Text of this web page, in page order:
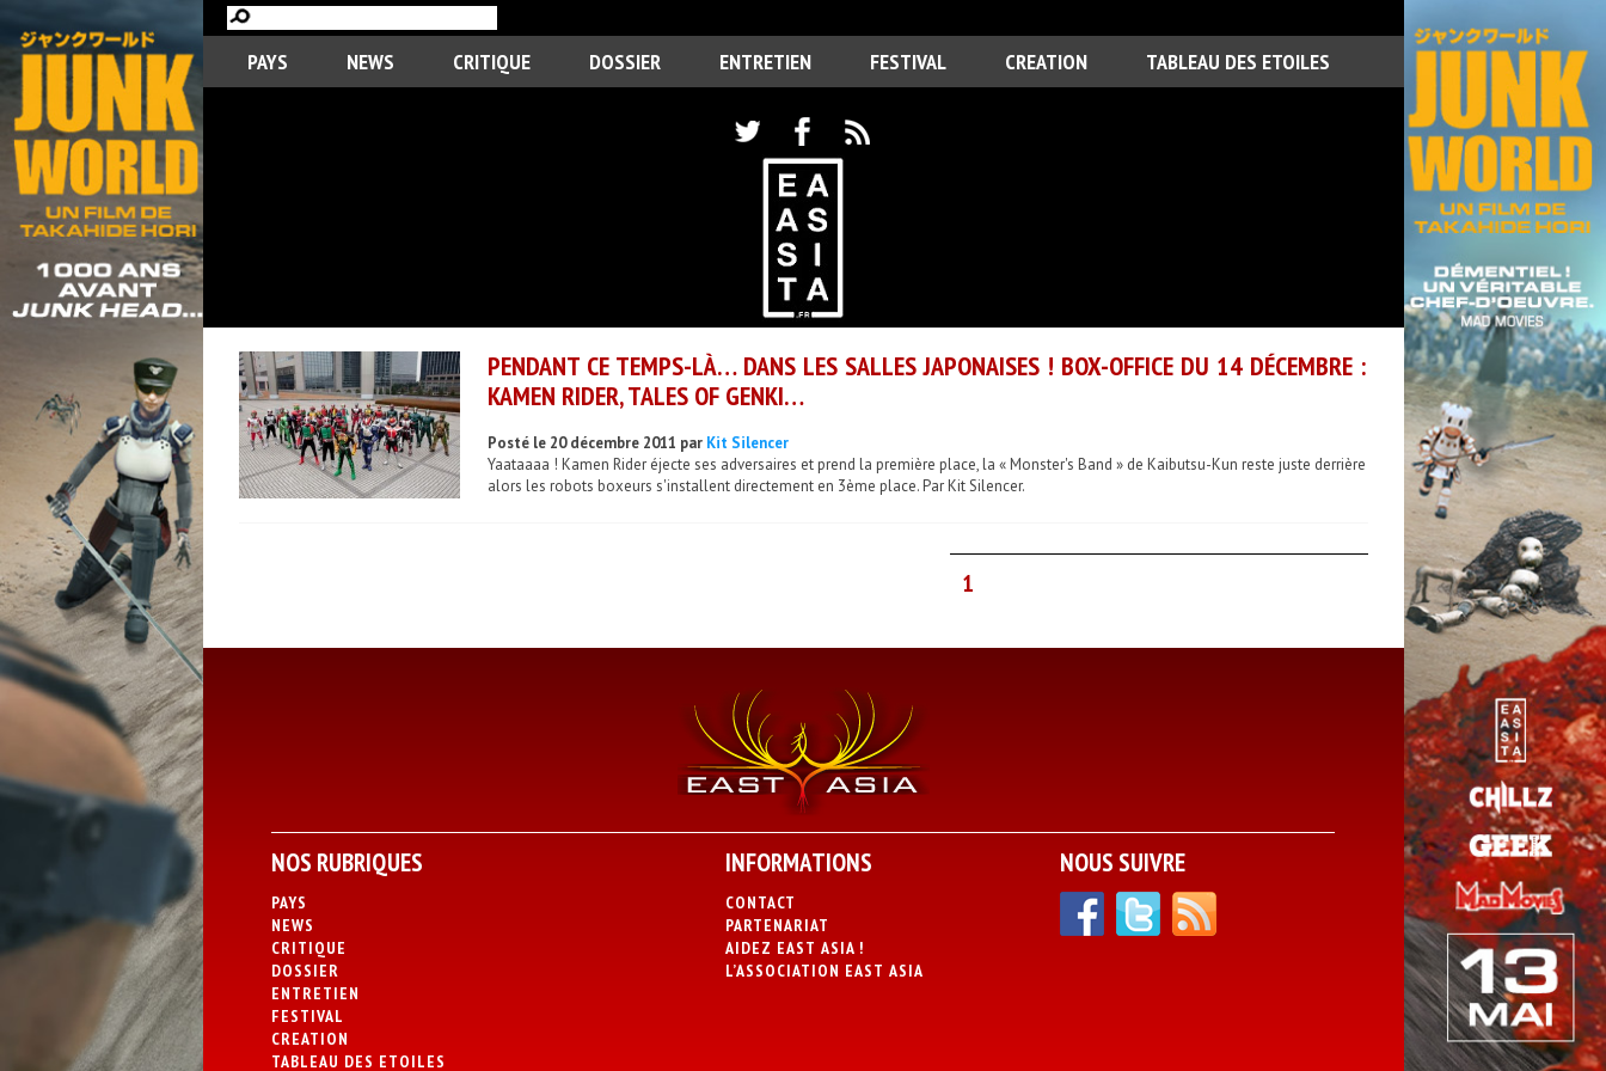
PAYS NEWS CRITIQUE DOSSIER ENTRETIEN FESTIVAL CREATION TABLEAU DES ETOILES
PENDANT CE TEMPS-LÀ… DANS LES SALLES JAPONAISES ! BOX-OFFICE DU 14 DÉCEMBRE :
KAMEN RIDER, TALES OF GENKI…
Posté le 20 décembre 2011 par Kit Silencer
Yaataaaa ! Kamen Rider éjecte ses adversaires et prend la première place, la « Monster's Band » de Kaibutsu-Kun reste juste derrière
alors les robots boxeurs s'installent directement en 3ème place. Par Kit Silencer.
1
NOS RUBRIQUES
PAYS
NEWS
CRITIQUE
DOSSIER
ENTRETIEN
FESTIVAL
CREATION
TABLEAU DES ETOILES
INFORMATIONS
CONTACT
PARTENARIAT
AIDEZ EAST ASIA !
L’ASSOCIATION EAST ASIA
NOUS SUIVRE